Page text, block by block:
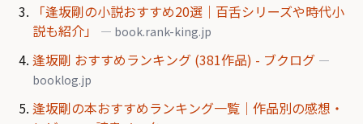
「逢坂剛の小説おすすめ20選｜百舌シリーズや時代小
説も紹介」
— book.rank-king.jp
逢坂剛 おすすめランキング (381作品) - ブクログ —
booklog.jp
逢坂剛の本おすすめランキング一覧｜作品別の感想・